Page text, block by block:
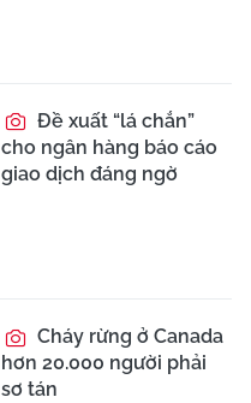
Đề xuất “lá chắn”
cho ngân hàng báo cáo
giao dịch đáng ngờ
Cháy rừng ở Canada
hơn 20.000 người phải
sơ tán